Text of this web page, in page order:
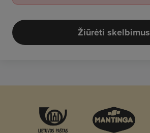
Žiūrėti skelbimus